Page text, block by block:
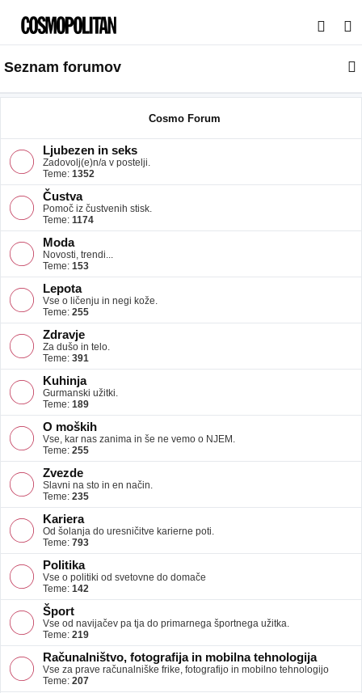
s
a
Seznam forumov
Cosmo Forum
Ljubezen in seks
Zadovolj(e)n/a v postelji.
Teme: 1352
Čustva
Pomoč iz čustvenih stisk.
Teme: 1174
Moda
Novosti, trendi...
Teme: 153
Lepota
Vse o ličenju in negi kože.
Teme: 255
Zdravje
Za dušo in telo.
Teme: 391
Kuhinja
Gurmanski užitki.
Teme: 189
O moških
Vse, kar nas zanima in še ne vemo o NJEM.
Teme: 255
Zvezde
Slavni na sto in en način.
Teme: 235
Kariera
Od šolanja do uresničitve karierne poti.
Teme: 793
Politika
Vse o politiki od svetovne do domače
Teme: 142
Šport
Vse od navijačev pa tja do primarnega športnega užitka.
Teme: 219
Računalništvo, fotografija in mobilna tehnologija
Vse za prave računalniške frike, fotografijo in mobilno tehnologijo
Teme: 207